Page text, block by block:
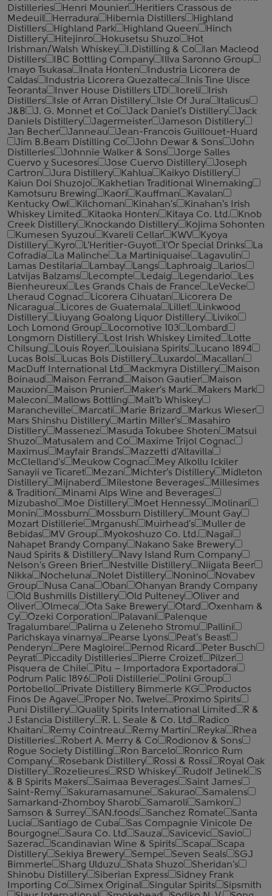
Distilleries
Henri Mounier
Heritiers Crassous de
Medeuil
Herradura Hibernia Distillers
Highland
Distillers
Highland Park Highland Queen
Hinch
Distillery
Hitejinro Hokusetsu Shuzo
Hot
Irishman/Walsh Whiskey
I.Distilling & Co
Ian Macleod
Distillers
IBC Bottling Company
Illva Saronno Group
Imayo Tsukasa
Inata Honten
Industria Licorera de
Caldas
Industria Licorera Quezalteca
Inis Tine Uisce
Teoranta
Inver House Distillers LTD Ioreli
Irish
Distillers
Isle of Arran Distillery Isle Of Jura
Italicus
J&B
J. G. Monnet et Co Jack Daniel's Distillery
Jack
Daniels Distillery
Jagermeister
Jameson Distillery
Jan Becher
Janneau
Jean-Francois Guillouet-Huard
Jim B.Beam Distilling Co
John Dewar & Sons
John
Distilleries
Johnnie Walker & Sons
Jorge Salles
Cuervo y Sucesores
Jose Cuervo Distillery
Joseph
Cartron
Jura Distillery Kahlua
Kaikyo Distillery
Kaiun Doi Shuzojo
Kakhetian Traditional Winemaking
Kamotsuru Brewing
Kaori Kauffman
Kavalan
Kentucky Owl
Kilchoman Kinahan's
Kinahan's Irish
Whiskey Limited
Kitaoka Honten Kitaya Co. Ltd.
Knob
Creek Distillery
Knockando Distillery
Kojima Sohonten
Kumesen Syuzou
Kvareli Cellar KWV
Kyoya
Distillery
Kyro L'Heritier-Guyot l'Or Special Drinks
La
Cofradia
La Malinche La Martiniquaise
Lagavulin
Lamas Destilaria
Lambay Langs Laphroaig
Larios
Latvijas Balzams
Lecompte Ledaig Legendario
Les
Bienheureux
Les Grands Chais de France
LeVecke
Lheraud Cognac
Licorera Cihuatan
Licorera De
Nicaragua
Licores de Guatemala Lillet
Linkwood
Distillery
Liuyang Goalong Liquor Distillery
Liviko
Loch Lomond Group
Locomotive 103
Lombard
Longmorn Distillery
Lost Irish Whiskey Limited
Lotte
Chilsung
Louis Royer Louisiana Spirits
Lucano 1894
Lucas Bols
Lucas Bols Distillery Luxardo
Macallan
MacDuff International Ltd
Mackmyra Distillery
Maison
Boinaud
Maison Ferrand Maison Gautier
Maison
Mauxion
Maison Prunier Maker's Mark
Makers Mark
Malecon
Mallows Bottling
Malt'b Whiskey
Marancheville
Marcati Marie Brizard
Markus Wieser
Mars Shinshu Distillery
Martin Miller's
Masahiro
Distillery
Massenez Masuda Tokubee Shoten
Matsui
Shuzo
Matusalem and Co
Maxime Trijol Cognac
Maximus
Mayfair Brands
Mazzetti d'Altavilla
McClelland's
Meukow Cognac
Mey Alkollu Ickiler
Sanayii ve Ticaret
Mezan Michter's Distillery
Midleton
Distillery
Mijnaberd Milestone Beverages
Millesimes
& Tradition
Minami Alps Wine and Beverages
Mizubasho
Moe Distillery Moet Hennessy
Molinari
Monin
Mossburn Mossburn Distillery
Mount Gay
Mozart Distillerie
Mrganush Muirhead's
Muller de
Bebidas
MV Group Myokoshuzo Co. Ltd.
Nagai
Nahapet Brandy Company
Nakano Sake Brewery
Naud Spirits & Distillery
Navy Island Rum Company
Nelson's Green Brier
Nestville Distillery
Niigata Beer
Nikka
Nocheluna Nolet Distillery Nonino
Novabev
Group
Nusa Cana Oban
Ohanyan Brandy Company
Old Bushmills Distillery
Old Pulteney
Oliver and
Oliver
Olmeca Ota Sake Brewery Otard
Oxenham &
Cy
Ozeki Corporation Palavani
Palenque
Tragalumbare
Palirna u Zeleneho Stromu
Pallini
Parichskaya vinarnya
Pearse Lyons
Peat's Beast
Penderyn
Pere Magloire Pernod Ricard
Peter Busch
Peyrat
Piccadily Distilleries Pierre Croizet
Pilzer
Pisquera de Chile
Pitu – Importadora Exportadora
Podrum Palic 1896
Poli Distillerie
Polini Group
Portobello
Private Distillery Bimmerle KG
Productos
Finos De Agave
Proper No. Twelve
Proximo Spirits
Puni Distillery
Quality Spirits International Limited
R &
J Estancia Distillery
R. L. Seale & Co. Ltd
Radico
Khaitan
Remy Cointreau Remy Martin Reyka
Rhea
Distilleries
Robert A. Merry & Co
Rodionov & Sons
Rogue Society Distilling
Ron Barcelo
Ronrico Rum
Company
Rosebank Distillery Rossi & Rossi
Royal Oak
Distillery
Rozelieures RSD Whiskey Rudolf Jelinek
S
& B Spirits Makers
Saimaa Beverages
Saint James
Saint-Remy
Sakuramasamune Sakurao
Samalens
Samarkand-Zhomboy Sharob
Samaroli
Samkon
Samson & Surrey
SAN.foods Sanchez Romate
Santa
Lucia
Santiago de Cuba
Sas Compagnie Vinicole De
Bourgogne
Saura Co. Ltd Sauza Savicevic
Savio
Sazerac
Scandinavian Wine & Spirits Scapa
Scapa
Distillery
Sekiya Brewery Sempe Seven Seals
SGJ
Bimmerle
Sharg Ulduzu Shata Shuzo
Sheridan's
Shinobu Distillery
Siberian Express
Sidney Frank
Importing Co
Simex Original Singular Spirits
Sipsmith